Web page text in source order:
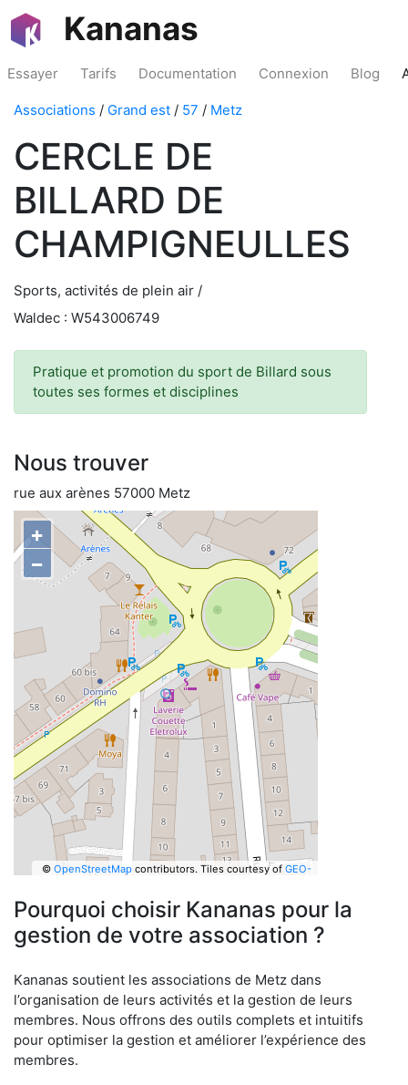
Kananas
Essayer Tarifs Documentation Connexion Blog
Associations / Grand est / 57 / Metz
CERCLE DE
BILLARD DE
CHAMPIGNEULLES
Sports, activités de plein air /
Waldec : W543006749
Pratique et promotion du sport de Billard sous
toutes ses formes et disciplines
Nous trouver
rue aux arènes 57000 Metz
+
−
© OpenStreetMapcontributors. Tiles courtesy of GEO-
Pourquoi choisir Kananas pour la
gestion de votre association ?
Kananas soutient les associations de Metz dans
l’organisation de leurs activités et la gestion de leurs
membres. Nous offrons des outils complets et intuitifs
pour optimiser la gestion et améliorer l’expérience des
membres.